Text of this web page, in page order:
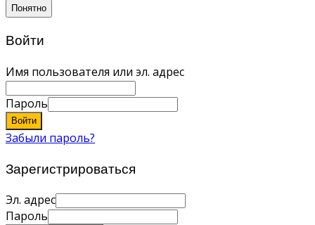
Понятно
Войти
Имя пользователя или эл. адрес
Пароль
Войти
Забыли пароль?
Зарегистрироваться
Эл. адрес
Пароль